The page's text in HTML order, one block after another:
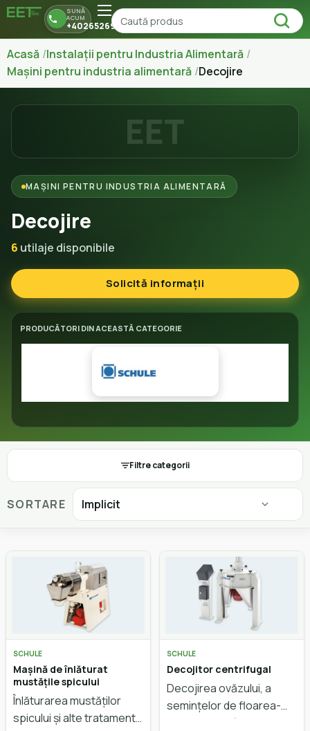
SUNĂ
ACUM
+40265269150
Acasă Instalații pentru Industria Alimentară
Mașini pentru industria alimentară Decojire
MAȘINI PENTRU INDUSTRIA ALIMENTARĂ
Decojire
6 utilaje disponibile
Solicită informații
EET
PRODUCĂTORI DIN ACEASTĂ CATEGORIE
Filtre categorii
SORTARE
SCHULE
Mașină de înlăturat
mustățile spicului
Înlăturarea mustăților
spicului și alte tratamente
SCHULE
Decojitor centrifugal
Decojirea ovăzului, a
semințelor de floarea-
soarelui, a grâului spelta,